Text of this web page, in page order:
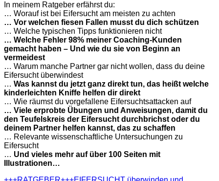
In meinem Ratgeber erfährst du:
… Worauf ist bei Eifersucht am meisten zu achten
… Vor welchen fiesen Fallen musst du dich schützen
… Welche typischen Tipps funktionieren nicht
… Welche Fehler 98% meiner Coaching-Kunden
gemacht haben – Und wie du sie von Beginn an
vermeidest
… Warum manche Partner gar nicht wollen, dass du deine
Eifersucht überwindest
… Was kannst du jetzt ganz direkt tun, das heißt welche
kinderleichten Kniffe helfen dir direkt
… Wie räumst du vorgefallene Eifersuchtsattacken auf
… Viele erprobte Übungen und Anweisungen, damit du
den Teufelskreis der Eifersucht durchbrichst oder du
deinem Partner helfen kannst, das zu schaffen
… Relevante wissenschaftliche Untersuchungen zu
Eifersucht
… Und vieles mehr auf über 100 Seiten mit
Illustrationen…